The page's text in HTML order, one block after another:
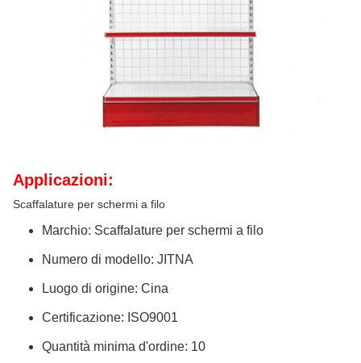
Applicazioni:
Scaffalature per schermi a filo
Marchio: Scaffalature per schermi a filo
Numero di modello: JITNA
Luogo di origine: Cina
Certificazione: ISO9001
Quantità minima d'ordine: 10